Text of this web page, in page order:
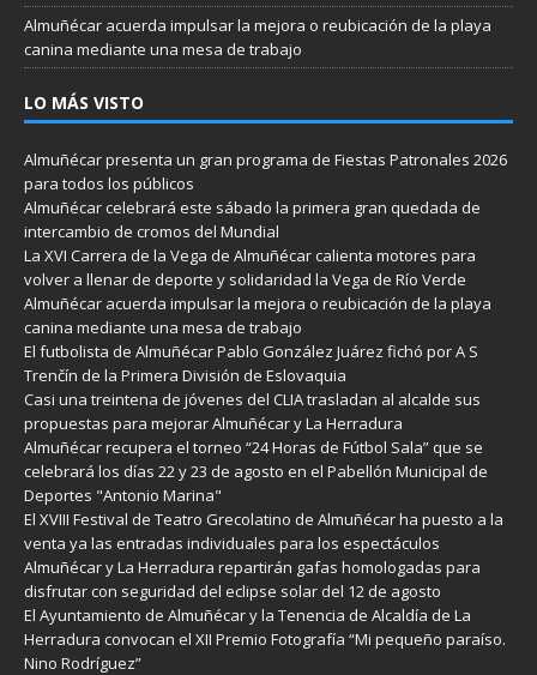
Almuñécar acuerda impulsar la mejora o reubicación de la playa
canina mediante una mesa de trabajo
LO MÁS VISTO
Almuñécar presenta un gran programa de Fiestas Patronales 2026
para todos los públicos
Almuñécar celebrará este sábado la primera gran quedada de
intercambio de cromos del Mundial
La XVI Carrera de la Vega de Almuñécar calienta motores para
volver a llenar de deporte y solidaridad la Vega de Río Verde
Almuñécar acuerda impulsar la mejora o reubicación de la playa
canina mediante una mesa de trabajo
El futbolista de Almuñécar Pablo González Juárez fichó por A S
Trenčín de la Primera División de Eslovaquia
Casi una treintena de jóvenes del CLIA trasladan al alcalde sus
propuestas para mejorar Almuñécar y La Herradura
Almuñécar recupera el torneo “24 Horas de Fútbol Sala” que se
celebrará los días 22 y 23 de agosto en el Pabellón Municipal de
Deportes "Antonio Marina"
El XVIII Festival de Teatro Grecolatino de Almuñécar ha puesto a la
venta ya las entradas individuales para los espectáculos
Almuñécar y La Herradura repartirán gafas homologadas para
disfrutar con seguridad del eclipse solar del 12 de agosto
El Ayuntamiento de Almuñécar y la Tenencia de Alcaldía de La
Herradura convocan el XII Premio Fotografía “Mi pequeño paraíso.
Nino Rodríguez”